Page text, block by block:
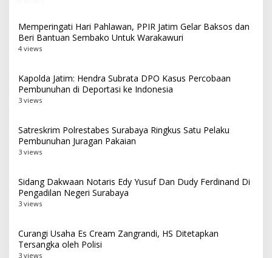
Memperingati Hari Pahlawan, PPIR Jatim Gelar Baksos dan
Beri Bantuan Sembako Untuk Warakawuri
4 views
Kapolda Jatim: Hendra Subrata DPO Kasus Percobaan
Pembunuhan di Deportasi ke Indonesia
3 views
Satreskrim Polrestabes Surabaya Ringkus Satu Pelaku
Pembunuhan Juragan Pakaian
3 views
Sidang Dakwaan Notaris Edy Yusuf Dan Dudy Ferdinand Di
Pengadilan Negeri Surabaya
3 views
Curangi Usaha Es Cream Zangrandi, HS Ditetapkan
Tersangka oleh Polisi
3 views